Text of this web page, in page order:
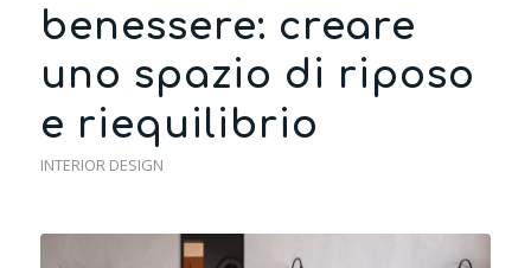
benessere: creare
uno spazio di riposo
e riequilibrio
INTERIOR DESIGN